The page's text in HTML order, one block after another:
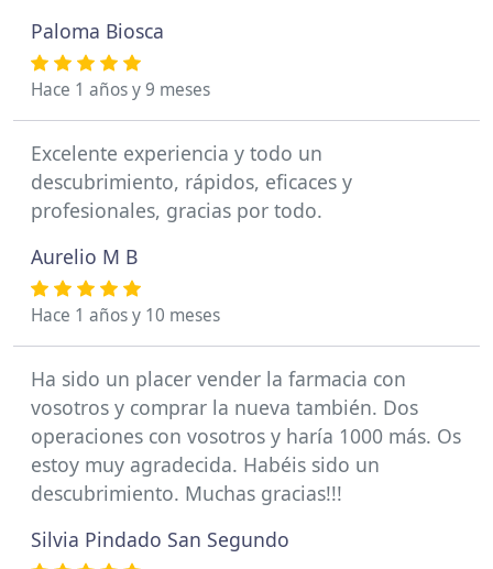
Paloma Biosca
Hace 1 años y 9 meses
Excelente experiencia y todo un
descubrimiento, rápidos, eficaces y
profesionales, gracias por todo.
Aurelio M B
Hace 1 años y 10 meses
Ha sido un placer vender la farmacia con
vosotros y comprar la nueva también. Dos
operaciones con vosotros y haría 1000 más. Os
estoy muy agradecida. Habéis sido un
descubrimiento. Muchas gracias!!!
Silvia Pindado San Segundo